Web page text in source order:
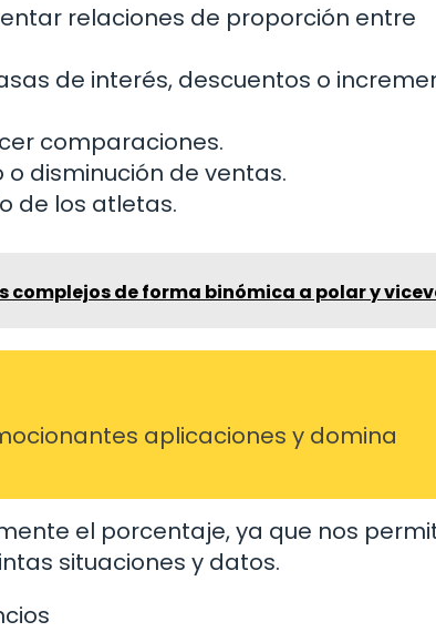
relaciones de proporción entre
de interés, descuentos o
comparaciones.
disminución de ventas.
de los atletas.
complejos de forma binómica a polar y
aplicaciones y domina
el porcentaje, ya que nos
situaciones y datos.